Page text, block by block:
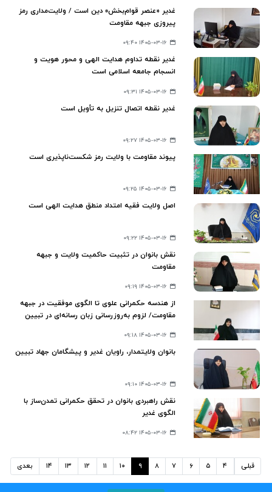
غدیر «عنصر قوام‌بخش» دین است / ولایت‌مداری رمز
پیروزی جبهه مقاومت
۱۴۰۵-۰۳-۱۶ ۰۹:۴۰
غدیر نقطه تداوم هدایت الهی و محور هویت و
انسجام جامعه اسلامی است
۱۴۰۵-۰۳-۱۶ ۰۹:۳۱
غدیر نقطه اتصال تنزیل به تأویل است
۱۴۰۵-۰۳-۱۶ ۰۹:۲۷
پیوند مقاومت با ولایت رمز شکست‌ناپذیری است
۱۴۰۵-۰۳-۱۶ ۰۹:۲۵
اصل ولایت فقیه امتداد منطق هدایت الهی است
۱۴۰۵-۰۳-۱۶ ۰۹:۲۲
نقش بانوان در تثبیت حاکمیت ولایت و جبهه
مقاومت
۱۴۰۵-۰۳-۱۶ ۰۹:۱۹
از هندسه حکمرانی علوی تا الگوی موفقیت در جبهه
مقاومت/ لزوم به‌روزرسانی زبان رسانه‌ای در تبیین
۱۴۰۵-۰۳-۱۶ ۰۹:۱۸
بانوان ولایتمدار، راویان غدیر و پیشگامان جهاد تبیین
۱۴۰۵-۰۳-۱۶ ۰۹:۱۰
نقش راهبردی بانوان در تحقق حکمرانی تمدن‌ساز با
الگوی غدیر
۱۴۰۵-۰۳-۱۶ ۰۸:۴۲
قبلی ۴ ۵ ۶ ۷ ۸ ۹ ۱۰ ۱۱ ۱۲ ۱۳ ۱۴ بعدی